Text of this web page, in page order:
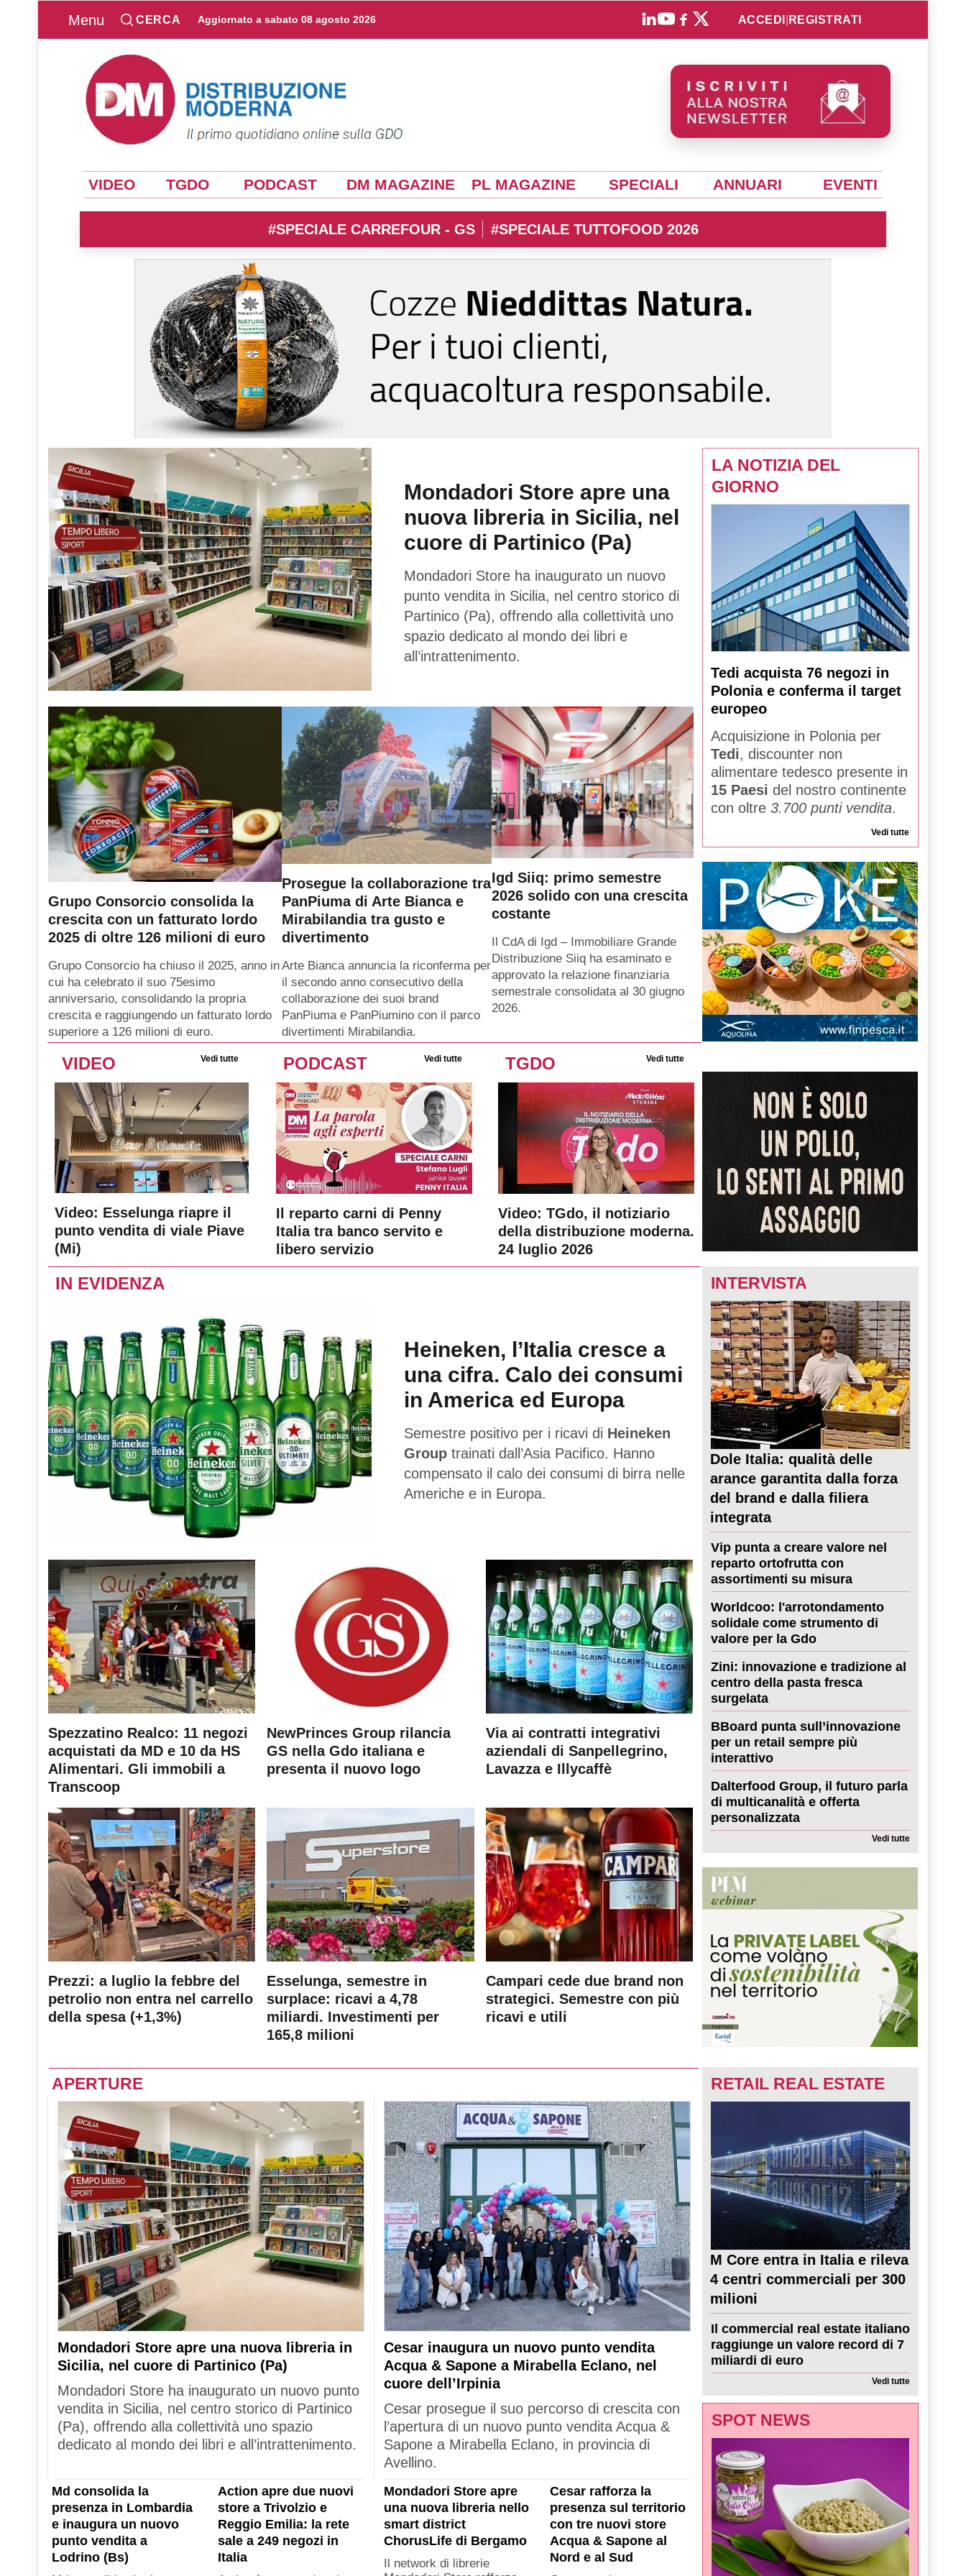
Menu CERCA Aggiornato a sabato 08 agosto 2026 ACCEDI REGISTRATI
VIDEO TGDO PODCAST DM MAGAZINE PL MAGAZINE SPECIALI ANNUARI EVENTI
#SPECIALE CARREFOUR - GS #SPECIALE TUTTOFOOD 2026
Mondadori Store apre una
nuova libreria in Sicilia, nel
cuore di Partinico (Pa)
Mondadori Store ha inaugurato un nuovo
punto vendita in Sicilia, nel centro storico di
Partinico (Pa), offrendo alla collettività uno
spazio dedicato al mondo dei libri e
all’intrattenimento.
Grupo Consorcio consolida la
crescita con un fatturato lordo
2025 di oltre 126 milioni di euro
Grupo Consorcio ha chiuso il 2025, anno in
cui ha celebrato il suo 75esimo
anniversario, consolidando la propria
crescita e raggiungendo un fatturato lordo
superiore a 126 milioni di euro.
Prosegue la collaborazione tra
PanPiuma di Arte Bianca e
Mirabilandia tra gusto e
divertimento
Arte Bianca annuncia la riconferma per
il secondo anno consecutivo della
collaborazione dei suoi brand
PanPiuma e PanPiumino con il parco
divertimenti Mirabilandia.
Igd Siiq: primo semestre
2026 solido con una crescita
costante
Il CdA di Igd – Immobiliare Grande
Distribuzione Siiq ha esaminato e
approvato la relazione finanziaria
semestrale consolidata al 30 giugno
2026.
LA NOTIZIA DEL
GIORNO
Tedi acquista 76 negozi in
Polonia e conferma il target
europeo
Acquisizione in Polonia per
Tedi, discounter non
alimentare tedesco presente in
15 Paesi del nostro continente
con oltre 3.700 punti vendita.
Vedi tutte
VIDEO Vedi tutte
Video: Esselunga riapre il
punto vendita di viale Piave
(Mi)
PODCAST Vedi tutte
Il reparto carni di Penny
Italia tra banco servito e
libero servizio
TGDO Vedi tutte
Video: TGdo, il notiziario
della distribuzione moderna.
24 luglio 2026
IN EVIDENZA
Heineken, l’Italia cresce a
una cifra. Calo dei consumi
in America ed Europa
Semestre positivo per i ricavi di Heineken
Group trainati dall’Asia Pacifico. Hanno
compensato il calo dei consumi di birra nelle
Americhe e in Europa.
Spezzatino Realco: 11 negozi
acquistati da MD e 10 da HS
Alimentari. Gli immobili a
Transcoop
NewPrinces Group rilancia
GS nella Gdo italiana e
presenta il nuovo logo
Via ai contratti integrativi
aziendali di Sanpellegrino,
Lavazza e Illycaffè
Prezzi: a luglio la febbre del
petrolio non entra nel carrello
della spesa (+1,3%)
Esselunga, semestre in
surplace: ricavi a 4,78
miliardi. Investimenti per
165,8 milioni
Campari cede due brand non
strategici. Semestre con più
ricavi e utili
INTERVISTA
Dole Italia: qualità delle
arance garantita dalla forza
del brand e dalla filiera
integrata
Vip punta a creare valore nel
reparto ortofrutta con
assortimenti su misura
Worldcoo: l'arrotondamento
solidale come strumento di
valore per la Gdo
Zini: innovazione e tradizione al
centro della pasta fresca
surgelata
BBoard punta sull’innovazione
per un retail sempre più
interattivo
Dalterfood Group, il futuro parla
di multicanalità e offerta
personalizzata
Vedi tutte
APERTURE
Mondadori Store apre una nuova libreria in
Sicilia, nel cuore di Partinico (Pa)
Mondadori Store ha inaugurato un nuovo punto
vendita in Sicilia, nel centro storico di Partinico
(Pa), offrendo alla collettività uno spazio
dedicato al mondo dei libri e all’intrattenimento.
Cesar inaugura un nuovo punto vendita
Acqua & Sapone a Mirabella Eclano, nel
cuore dell’Irpinia
Cesar prosegue il suo percorso di crescita con
l’apertura di un nuovo punto vendita Acqua &
Sapone a Mirabella Eclano, in provincia di
Avellino.
Md consolida la
presenza in Lombardia
e inaugura un nuovo
punto vendita a
Lodrino (Bs)
Action apre due nuovi
store a Trivolzio e
Reggio Emilia: la rete
sale a 249 negozi in
Italia
Mondadori Store apre
una nuova libreria nello
smart district
ChorusLife di Bergamo
Il network di librerie
Cesar rafforza la
presenza sul territorio
con tre nuovi store
Acqua & Sapone al
Nord e al Sud
RETAIL REAL ESTATE
M Core entra in Italia e rileva
4 centri commerciali per 300
milioni
Il commercial real estate italiano
raggiunge un valore record di 7
miliardi di euro
Vedi tutte
SPOT NEWS